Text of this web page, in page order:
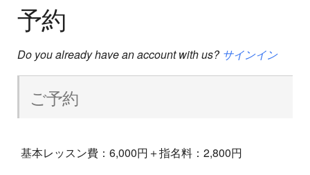
予約
Do you already have an account with us? サインイン
ご予約
基本レッスン費：6,000円＋指名料：2,800円